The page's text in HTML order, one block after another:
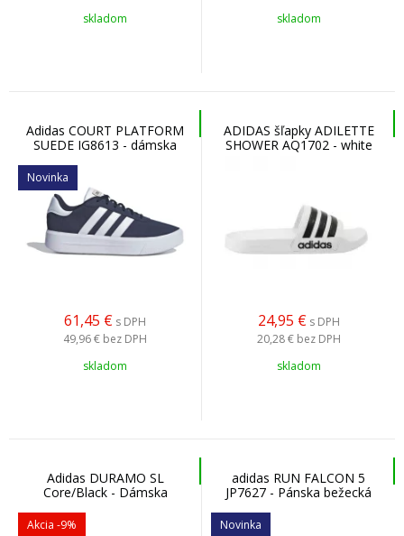
skladom
skladom
Adidas COURT PLATFORM
SUEDE IG8613 - dámska
Novinka
61,45 € s DPH
49,96 € bez DPH
skladom
ADIDAS šľapky ADILETTE
SHOWER AQ1702 - white
24,95 € s DPH
20,28 € bez DPH
skladom
Adidas DURAMO SL
Core/Black - Dámska
Akcia -9%
adidas RUN FALCON 5
JP7627 - Pánska bežecká
Novinka